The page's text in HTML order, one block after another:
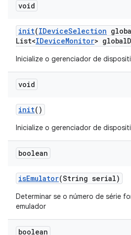
void
init(IDeviceSelection
List<IDeviceMonitor> global
Inicialize o gerenciador de
void
init()
Inicialize o gerenciador de
boolean
isEmulator(String serial)
Determinar se o número de série
emulador
boolean